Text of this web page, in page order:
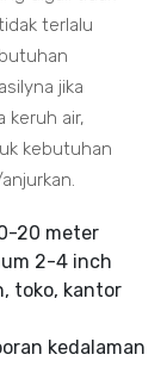
terlalu
jika
keruh air,
kebutuhan
20 meter
2-4 inch
toko, kantor
kedalaman